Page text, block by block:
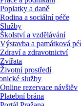
Poplatky a daně
Rodina a sociální péče
Služby
Školství a vzdělávání
Výstavba a památková
Zdraví a zdravotnictví
Zvířata
Životní prostředí
služby
Online rezervace návštěv
Platební brána